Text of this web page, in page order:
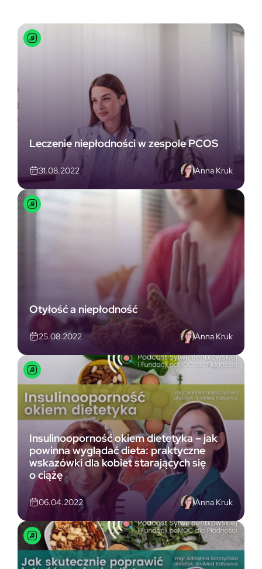
Leczenie niepłodności w zespole PCOS
31.08.2022 Anna Kruk
Otyłość a niepłodność
25.08.2022 Anna Kruk
Insulinooporność okiem dietetyka – jak
powinna wyglądać dieta: praktyczne
wskazówki dla kobiet starających się
o ciążę
06.04.2022 Anna Kruk